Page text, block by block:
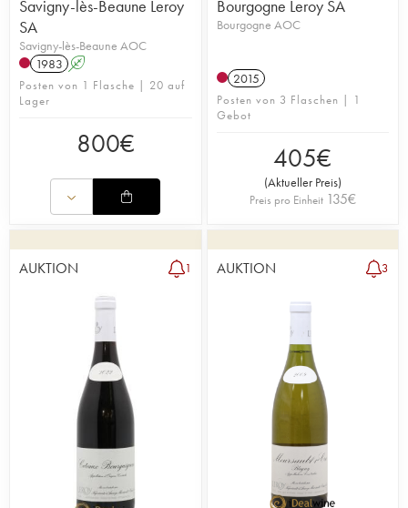
Savigny-lès-Beaune Leroy
SA
Savigny-lès-Beaune AOC
1983 A
Posten von 1 Flasche | 20 auf
Lager
800€
Bourgogne Leroy SA
Bourgogne AOC
2015
Posten von 3 Flaschen | 1
Gebot
405€
(Aktueller Preis)
Preis pro Einheit 135€
AUKTION 1 AUKTION 3